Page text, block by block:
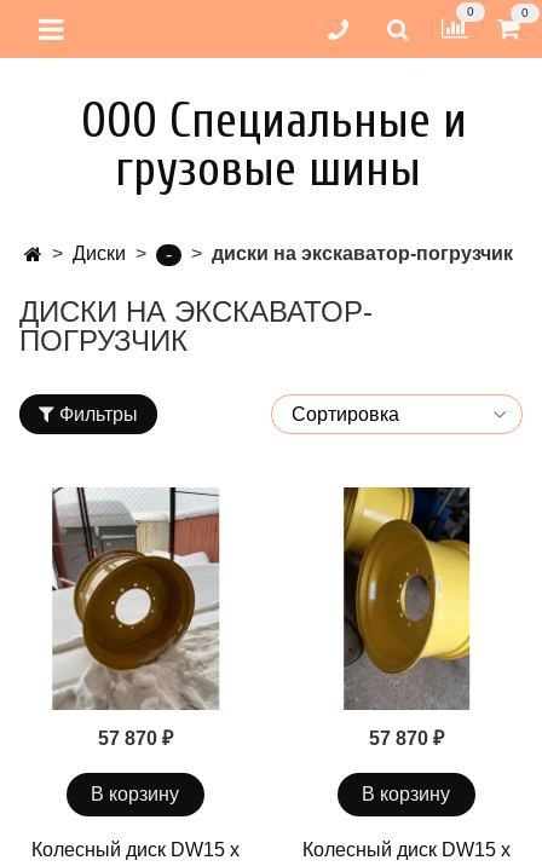
0 0
ООО Специальные и
грузовые шины
Диски - диски на экскаватор-погрузчик
ДИСКИ НА ЭКСКАВАТОР-
ПОГРУЗЧИК
Фильтры
57 870 ₽
В корзину
Колесный диск DW15 x
57 870 ₽
В корзину
Колесный диск DW15 x